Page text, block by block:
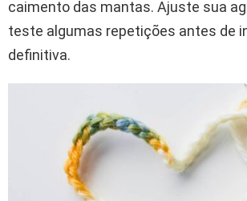
caimento das mantas. Ajuste sua
teste algumas repetições antes de
definitiva.